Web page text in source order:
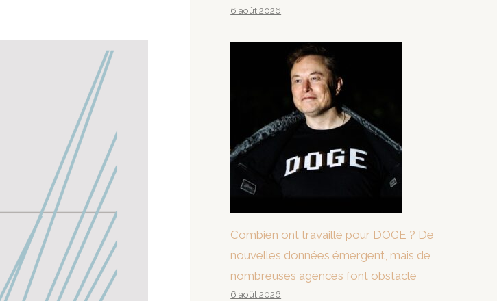
6 août 2026
Combien ont travaillé pour DOGE ? De
nouvelles données émergent, mais de
nombreuses agences font obstacle
6 août 2026